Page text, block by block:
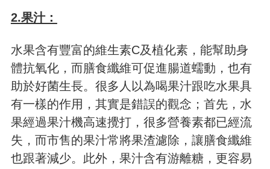
2.果汁：
水果含有豐富的維生素C及植化素，能幫助身
體抗氧化，而膳食纖維可促進腸道蠕動，也有
助於好菌生長。很多人以為喝果汁跟吃水果具
有一樣的作用，其實是錯誤的觀念；首先，水
果經過果汁機高速攪打，很多營養素都已經流
失，而市售的果汁常將果渣濾除，讓膳食纖維
也跟著減少。此外，果汁含有游離糖，更容易